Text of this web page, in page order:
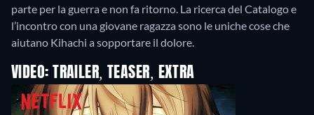
parte per la guerra e non fa ritorno. La ricerca del Catalogo e
l’incontro con una giovane ragazza sono le uniche cose che
aiutano Kihachi a sopportare il dolore.
VIDEO: TRAILER, TEASER, EXTRA